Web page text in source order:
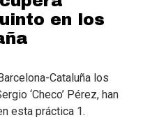
en los
Cataluña los
‘Checo’ Pérez, han
esta práctica 1.